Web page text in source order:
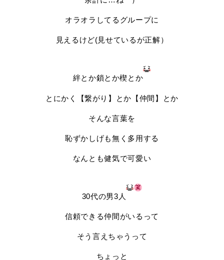
オラオラしてるグループに
見えるけど(見せているが正解）
絆とか鎖とか楔とか
とにかく【繋がり】とか【仲間】とか
そんな言葉を
恥ずかしげも無く多用する
なんとも健気で可愛い
30代の男3人
信頼できる仲間がいるって
そう言えちゃうって
ちょっと